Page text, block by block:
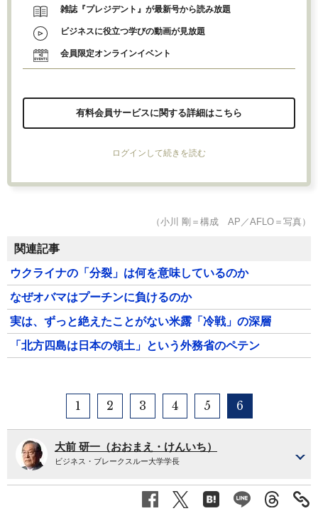
雑誌『プレジデント』が最新号から読み放題
ビジネスに役立つ学びの動画が見放題
会員限定オンラインイベント
有料会員サービスに関する詳細はこちら
ログインして続きを読む
（小川 剛＝構成 AP／AFLO＝写真）
関連記事
ウクライナの「分裂」は何を意味しているのか
なぜオバマはプーチンに負けるのか
実は、ずっと絶えたことがない米露「冷戦」の深層
「北方四島は日本の領土」という外務省のペテン
1 2 3 4 5 6
大前 研一（おおまえ・けんいち）
ビジネス・ブレークスルー大学学長